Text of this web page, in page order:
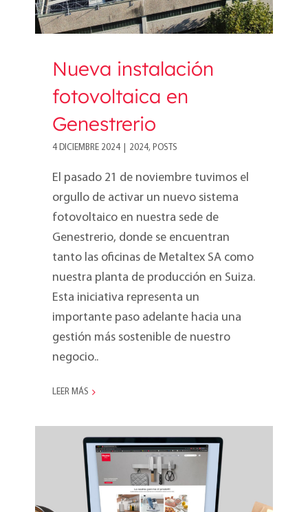
Nueva instalación
fotovoltaica en
Genestrerio
4 DICIEMBRE 2024 2024, POSTS
El pasado 21 de noviembre tuvimos el
orgullo de activar un nuevo sistema
fotovoltaico en nuestra sede de
Genestrerio, donde se encuentran
tanto las oficinas de Metaltex SA como
nuestra planta de producción en Suiza.
Esta iniciativa representa un
importante paso adelante hacia una
gestión más sostenible de nuestro
negocio..
LEER MÁS